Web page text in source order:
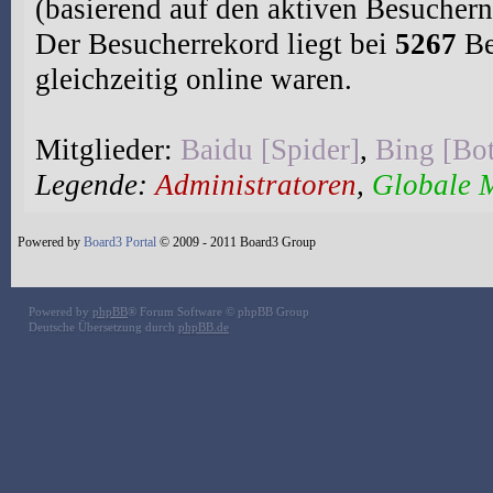
(basierend auf den aktiven
Der Besucherrekord liegt bei 5267
gleichzeitig online waren.
Mitglieder: Baidu [Spider], Bing
Legende:Administratoren, Globale
Powered by Board3 Portal © 2009 - 2011 Board3 Group
Powered by phpBB® Forum Software © phpBB Group
Deutsche Übersetzung durch phpBB.de